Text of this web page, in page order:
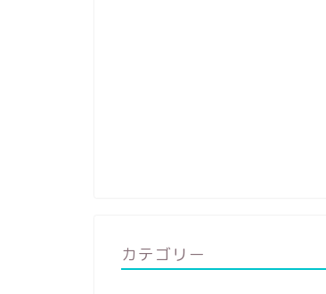
カテゴリー